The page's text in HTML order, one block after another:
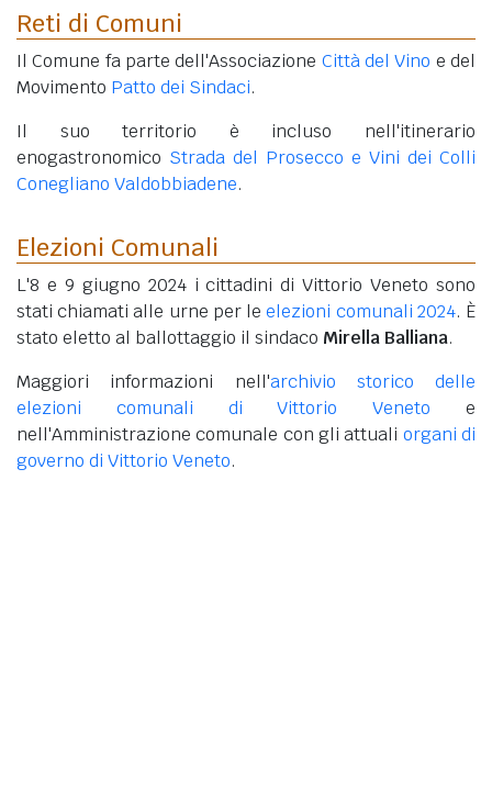
Reti di Comuni
Il Comune fa parte dell'Associazione Città del Vino e del
Movimento Patto dei Sindaci.
Il suo territorio è incluso nell'itinerario
enogastronomico Strada del Prosecco e Vini dei Colli
Conegliano Valdobbiadene.
Elezioni Comunali
L'8 e 9 giugno 2024 i cittadini di Vittorio Veneto sono
stati chiamati alle urne per leelezioni comunali 2024. È
stato eletto al ballottaggio il sindaco Mirella Balliana.
Maggiori informazioni nell'archivio storico delle
elezioni comunali di Vittorio Veneto e
nell'Amministrazione comunale con gli attuali organi di
governo di Vittorio Veneto.